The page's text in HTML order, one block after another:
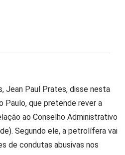
Jean Paul Prates, disse nesta
Paulo, que pretende rever a
ao Conselho Administrativo
Segundo ele, a petrolífera vai
de condutas abusivas nos